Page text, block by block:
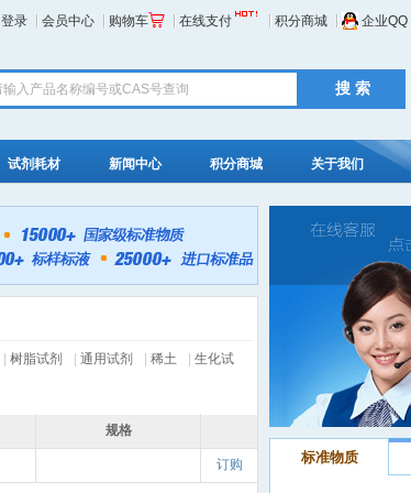
登录 会员中心 购物车 在线支付 积分商城 企业QQ
试剂耗材 新闻中心 积分商城 关于我们
树脂试剂 通用试剂 稀土
生化试
规格
订购 标准物质